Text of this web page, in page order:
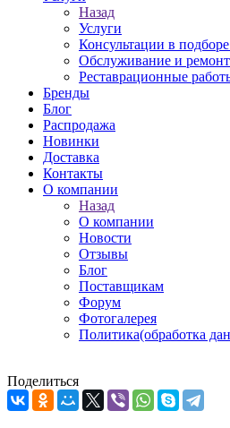
Назад
Услуги
Консультации в
Обслуживание и
Реставрационные
Бренды
Блог
Распродажа
Новинки
Доставка
Контакты
О компании
Назад
О компании
Новости
Отзывы
Блог
Поставщикам
Форум
Фотогалерея
Политика(обработка
Поделиться